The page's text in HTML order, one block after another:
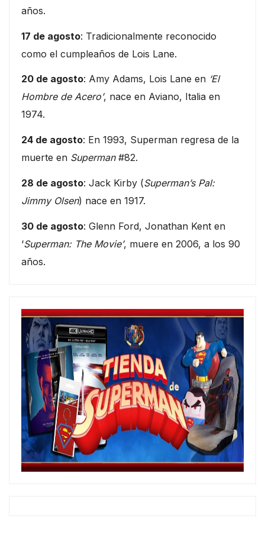
años.
17 de agosto: Tradicionalmente reconocido
como el cumpleaños de Lois Lane.
20 de agosto: Amy Adams, Lois Lane en ‘El
Hombre de Acero’, nace en Aviano, Italia en
1974.
24 de agosto: En 1993, Superman regresa de la
muerte en Superman#82.
28 de agosto: Jack Kirby (Superman’s Pal:
Jimmy Olsen) nace en 1917.
30 de agosto: Glenn Ford, Jonathan Kent en
‘Superman: The Movie’, muere en 2006, a los 90
años.